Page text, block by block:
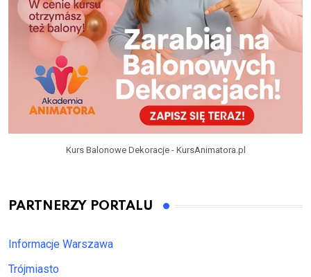
Kurs Balonowe Dekoracje - KursAnimatora.pl
PARTNERZY PORTALU
Informacje Warszawa
Trójmiasto